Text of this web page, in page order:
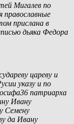
Мигалев по
православные
прислана в
дьяка Федора
цареву и
указу и по
патриарха
Ивану
Семену
да Ивану